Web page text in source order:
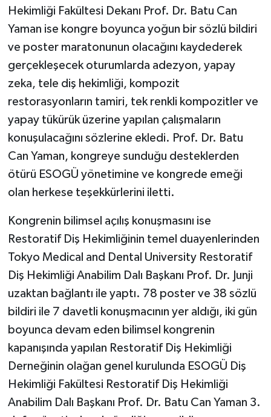
Hekimliği Fakültesi Dekanı Prof. Dr. Batu Can
Yaman ise kongre boyunca yoğun bir sözlü bildiri
ve poster maratonunun olacağını kaydederek
gerçekleşecek oturumlarda adezyon, yapay
zeka, tele diş hekimliği, kompozit
restorasyonların tamiri, tek renkli kompozitler ve
yapay tükürük üzerine yapılan çalışmaların
konuşulacağını sözlerine ekledi. Prof. Dr. Batu
Can Yaman, kongreye sunduğu desteklerden
ötürü ESOGÜ yönetimine ve kongrede emeği
olan herkese teşekkürlerini iletti.
Kongrenin bilimsel açılış konuşmasını ise
Restoratif Diş Hekimliğinin temel duayenlerinden
Tokyo Medical and Dental University Restoratif
Diş Hekimliği Anabilim Dalı Başkanı Prof. Dr. Junji
uzaktan bağlantı ile yaptı. 78 poster ve 38 sözlü
bildiri ile 7 davetli konuşmacının yer aldığı, iki gün
boyunca devam eden bilimsel kongrenin
kapanışında yapılan Restoratif Diş Hekimliği
Derneğinin olağan genel kurulunda ESOGÜ Diş
Hekimliği Fakültesi Restoratif Diş Hekimliği
Anabilim Dalı Başkanı Prof. Dr. Batu Can Yaman 3.